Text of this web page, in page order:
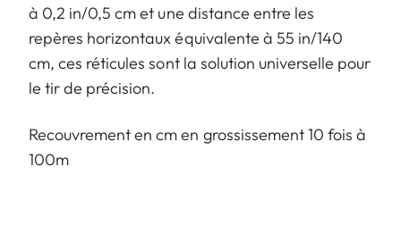
à 0,2 in/0,5 cm et une distance entre les
repères horizontaux équivalente à 55 in/140
cm, ces réticules sont la solution universelle pour
le tir de précision.
Recouvrement en cm en grossissement 10 fois à
100m